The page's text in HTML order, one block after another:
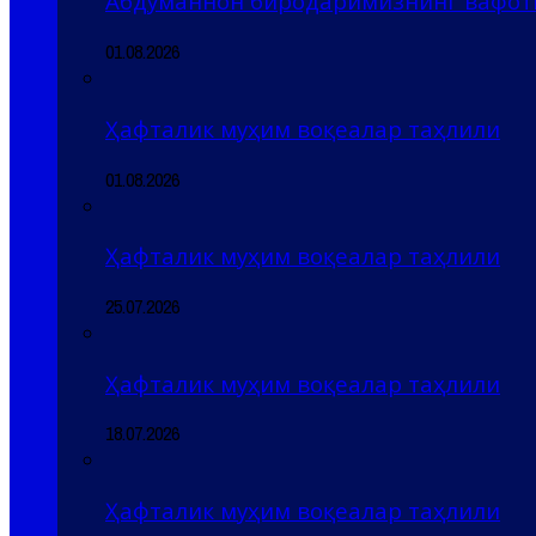
01.08.2026
Ҳафталик муҳим воқеалар таҳлили
01.08.2026
Ҳафталик муҳим воқеалар таҳлили
25.07.2026
Ҳафталик муҳим воқеалар таҳлили
18.07.2026
Ҳафталик муҳим воқеалар таҳлили